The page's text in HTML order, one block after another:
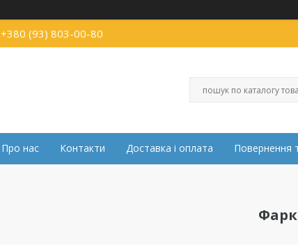
+380 (93) 803-00-80
Про нас Контакти Доставка і оплата Повернення